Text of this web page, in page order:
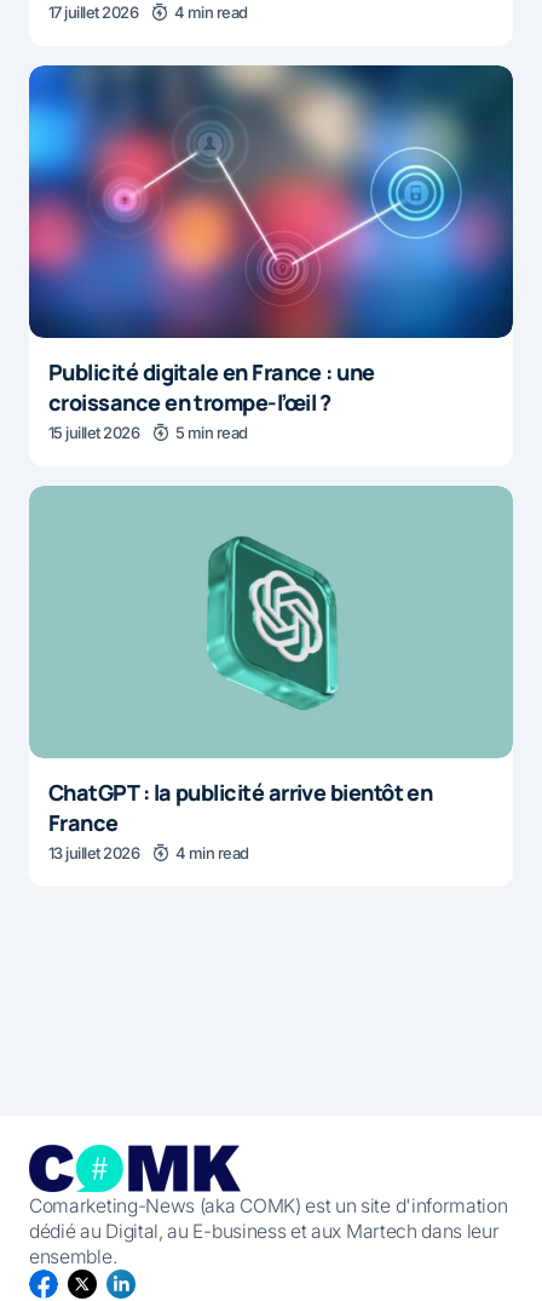
17 juillet 2026 4 min read
Publicité digitale en France : une
croissance en trompe-l’œil ?
15 juillet 2026 5 min read
ChatGPT : la publicité arrive bientôt en
France
13 juillet 2026 4 min read
Comarketing-News (aka COMK) est un site d'information
dédié au Digital, au E-business et aux Martech dans leur
ensemble.